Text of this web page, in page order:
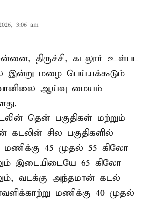
3:06 am
திருச்சி, கடலூர் உள்பட
இன்று மழை பெய்யக்கூடும்
ஆய்வு மையம்
தென் பகுதிகள் மற்றும்
கடலின் சில பகுதிகளில்
மணிக்கு 45 முதல் 55 கிலோ
இடையிடையே 65 கிலோ
வடக்கு அந்தமான் கடல்
மணிக்கு 40 முதல்